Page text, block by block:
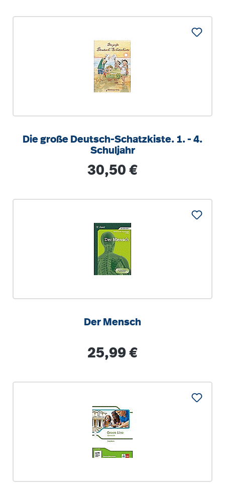
Die große Deutsch-Schatzkiste. 1. - 4.
Schuljahr
Regulärer Preis:
30,50 €
Der Mensch
Regulärer Preis:
25,99 €